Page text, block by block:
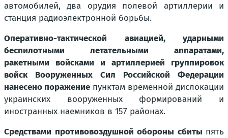
автомобилей, два орудия полевой артиллерии и
станция радиоэлектронной борьбы.
Оперативно-тактической авиацией, ударными
беспилотными летательными аппаратами,
ракетными войсками и артиллерией группировок
войск Вооруженных Сил Российской Федерации
нанесено поражение пунктам временной дислокации
украинских вооруженных формирований и
иностранных наемников в 157 районах.
Средствами противовоздушной обороны сбиты пять